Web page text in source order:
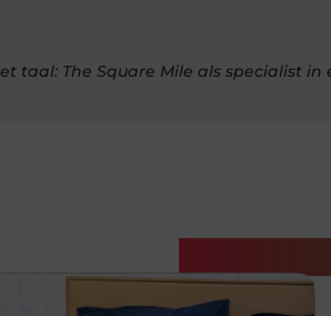
taal: The Square Mile als specialist